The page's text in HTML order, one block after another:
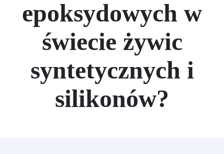
epoksydowych w
świecie żywic
syntetycznych i
silikonów?